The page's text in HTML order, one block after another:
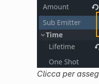
Clicca per